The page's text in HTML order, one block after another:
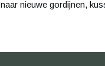
naar nieuwe gordijnen,